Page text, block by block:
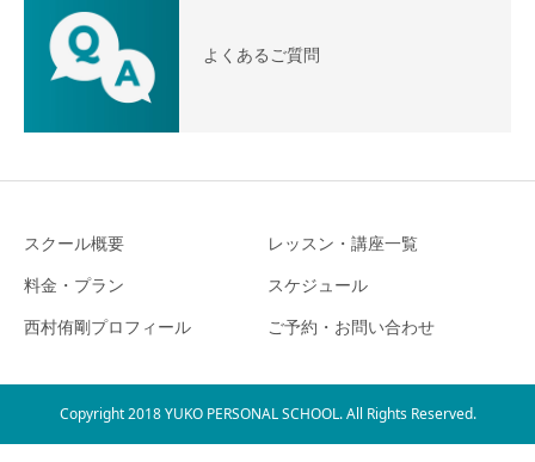
よくあるご質問
スクール概要
レッスン・講座一覧
料金・プラン
スケジュール
西村侑剛プロフィール
ご予約・お問い合わせ
Copyright 2018 YUKO PERSONAL SCHOOL. All Rights Reserved.